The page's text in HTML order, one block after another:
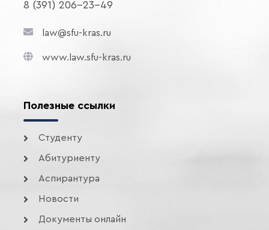
8 (391) 206-23-49
law@sfu-kras.ru
www.law.sfu-kras.ru
Полезные ссылки
Студенту
Абитуриенту
Аспирантура
Новости
Документы онлайн